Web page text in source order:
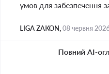
умов для забезпечення
LIGA ZAKON,08 червня
Повний AI-